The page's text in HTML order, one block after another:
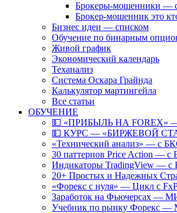
Брокеры-мошенники —
Брокер-мошенник это
Бизнес идеи — списком
Обучение по бинарным
Живой график
Экономический календарь
Теханализ
Система Оскара Грайнда
Калькулятор мартингейла
Все статьи
ОБУЧЕНИЕ
💵 «ПРИБЫЛЬ НА FOREX»
💵 КУРС — «БИРЖЕВОЙ
«Технический анализ» — с
30 паттернов Price Action — с
Индикаторы TradingView — с
20+ Простых и Надежных
«Форекс с нуля» — Цикл с
Заработок на Фьючерсах —
Учебник по рынку Форекс